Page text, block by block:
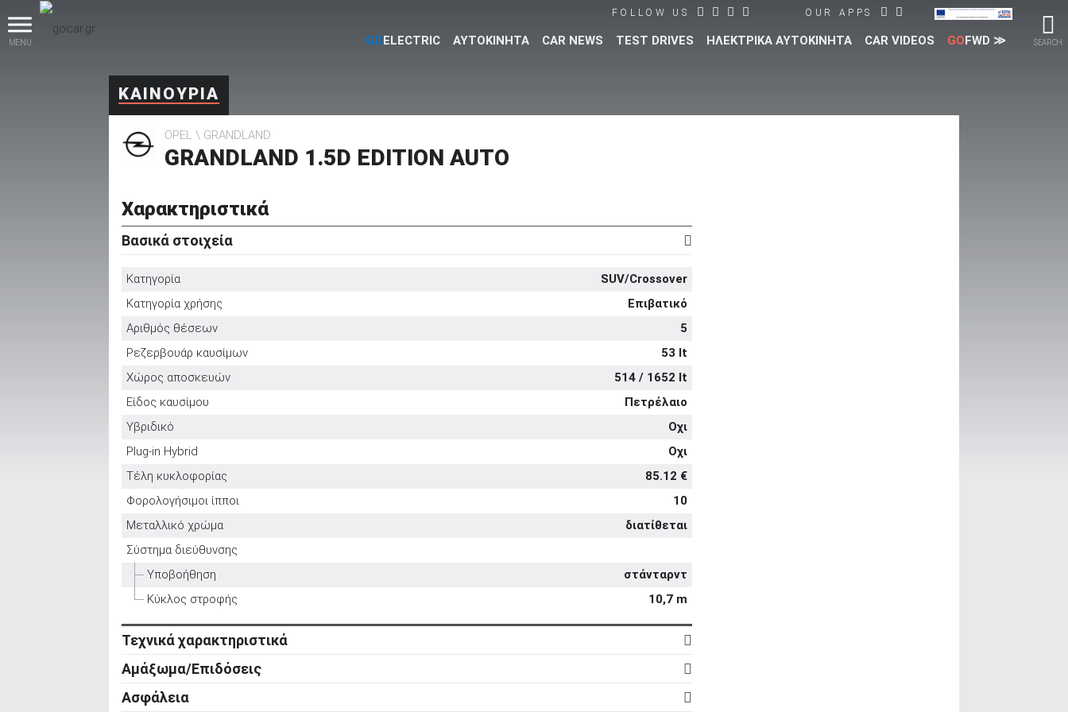
MENU SEARCH
FOLLOW US OUR APPS
GOELECTRIC ΑΥΤΟΚΙΝΗΤΑ CAR NEWS TEST DRIVES ΗΛΕΚΤΡΙΚΑ ΑΥΤΟΚΙΝΗΤΑ CAR VIDEOS GOFWD ≫
βρες το!
Μεταχειρισμένα
Επιχειρήσεις
ΚΑΙΝΟΥΡΙΑ
OPEL GRANDLAND
GRANDLAND 1.5D EDITION AUTO
Χαρακτηριστικά
Βασικά στοιχεία
Κατηγορία
SUV/Crossover
Κατηγορία χρήσης
Επιβατικό
Αριθμός θέσεων
5
Ρεζερβουάρ καυσίμων
53 lt
Χώρος αποσκευών
514 / 1652 lt
Είδος καυσίμου
Πετρέλαιο
Υβριδικό
Οχι
Plug-in Hybrid
Οχι
Τέλη κυκλοφορίας
85.12 €
Φορολογήσιμοι ίπποι
10
Μεταλλικό χρώμα
διατίθεται
Σύστημα διεύθυνσης
Υποβοήθηση
στάνταρντ
Κύκλος στροφής
10,7 m
Τεχνικά χαρακτηριστικά
Κινητήρας
Κύλινδροι
4
Βαλβίδες
16
Αμάξωμα/Επιδόσεις
Αμάξωμα
Τύπος
5d
Ασφάλεια
Ενεργητική ασφάλεια